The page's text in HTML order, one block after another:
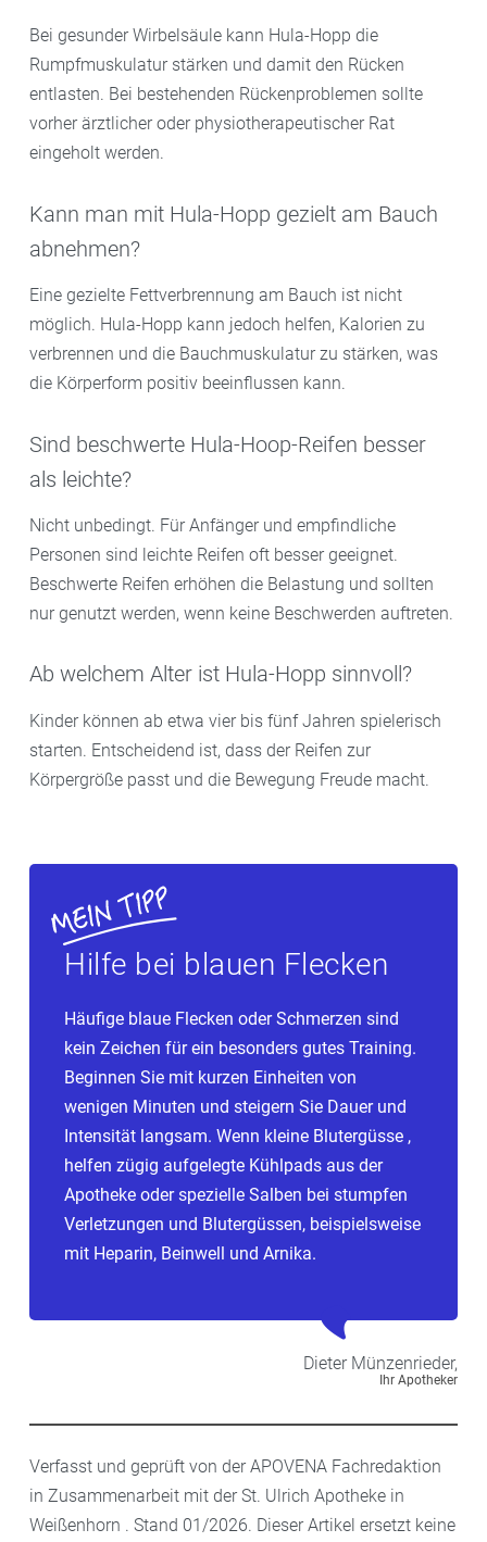
Bei gesunder Wirbelsäule kann Hula-Hopp die
Rumpfmuskulatur stärken und damit den Rücken
entlasten. Bei bestehenden Rückenproblemen sollte
vorher ärztlicher oder physiotherapeutischer Rat
eingeholt werden.
Kann man mit Hula-Hopp gezielt am Bauch
abnehmen?
Eine gezielte Fettverbrennung am Bauch ist nicht
möglich. Hula-Hopp kann jedoch helfen, Kalorien zu
verbrennen und die Bauchmuskulatur zu stärken, was
die Körperform positiv beeinflussen kann.
Sind beschwerte Hula-Hoop-Reifen besser
als leichte?
Nicht unbedingt. Für Anfänger und empfindliche
Personen sind leichte Reifen oft besser geeignet.
Beschwerte Reifen erhöhen die Belastung und sollten
nur genutzt werden, wenn keine Beschwerden auftreten.
Ab welchem Alter ist Hula-Hopp sinnvoll?
Kinder können ab etwa vier bis fünf Jahren spielerisch
starten. Entscheidend ist, dass der Reifen zur
Körpergröße passt und die Bewegung Freude macht.
Hilfe bei blauen Flecken
Häufige blaue Flecken oder Schmerzen sind
kein Zeichen für ein besonders gutes Training.
Beginnen Sie mit kurzen Einheiten von
wenigen Minuten und steigern Sie Dauer und
Intensität langsam. Wenn kleine Blutergüsse ,
helfen zügig aufgelegte Kühlpads aus der
Apotheke oder spezielle Salben bei stumpfen
Verletzungen und Blutergüssen, beispielsweise
mit Heparin, Beinwell und Arnika.
Dieter Münzenrieder,
Ihr Apotheker
Verfasst und geprüft von der APOVENA Fachredaktion
in Zusammenarbeit mit der St. Ulrich Apotheke in
Weißenhorn . Stand 01/2026. Dieser Artikel ersetzt keine